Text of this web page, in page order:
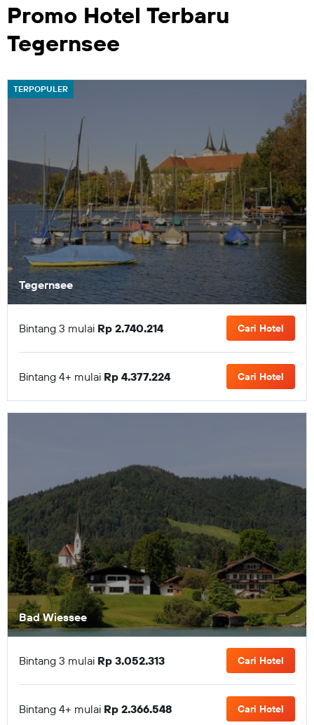
Promo Hotel Terbaru
Tegernsee
TERPOPULER
Tegernsee
Bintang 3 mulai Rp 2.740.214 Cari Hotel
Bintang 4+ mulai Rp 4.377.224 Cari Hotel
Bad Wiessee
Bintang 3 mulai Rp 3.052.313 Cari Hotel
Bintang 4+ mulai Rp 2.366.548 Cari Hotel